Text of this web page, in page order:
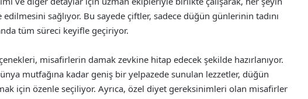
sağlıyor. Bu sayede çiftler, sadece düğün günlerinin tadını
tüm süreci keyifle geçiriyor.
misafirlerin damak zevkine hitap edecek şekilde hazırlanıyor.
mutfağına kadar geniş bir yelpazede sunulan lezzetler, düğün
için özenle seçiliyor. Ayrıca, özel diyet gereksinimleri olan misafirler